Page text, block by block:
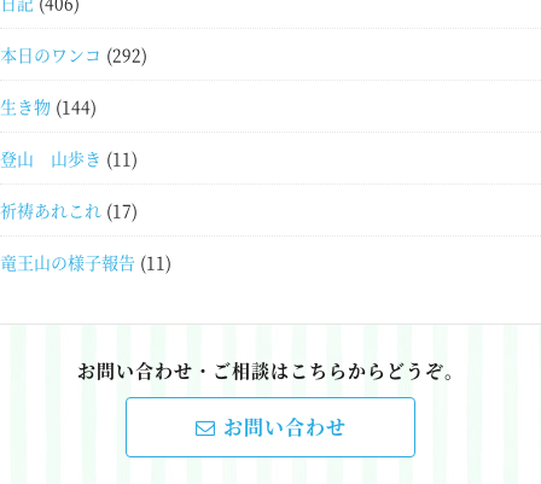
本日のワンコ (292)
生き物 (144)
登山 山歩き (11)
祈祷あれこれ (17)
竜王山の様子報告 (11)
お問い合わせ・ご相談はこちらからどうぞ。
お問い合わせ